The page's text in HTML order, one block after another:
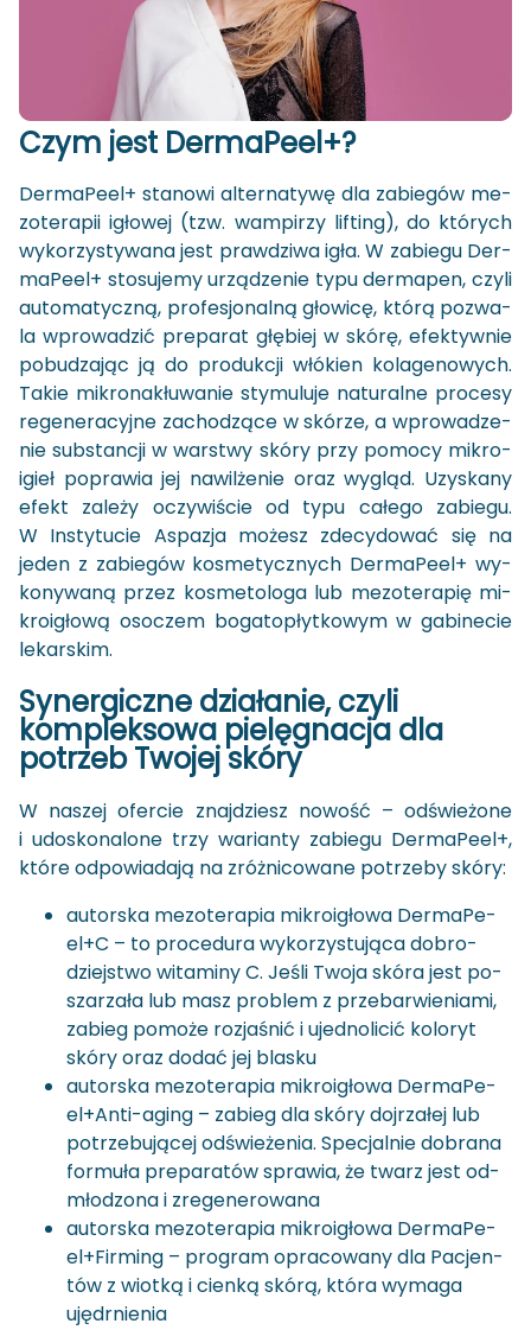
Czym jest Der­ma­Pe­el+?
Der­ma­Pe­el+ sta­no­wi al­ter­na­ty­wę dla za­bie­gów me­
zo­te­ra­pii igło­wej (tzw. wam­pi­rzy li­fting), do któ­rych
wy­ko­rzy­sty­wa­na jest praw­dzi­wa igła. W za­bie­gu Der­
ma­Pe­el+ sto­su­je­my urzą­dze­nie typu der­ma­pen, czyli
au­to­ma­tycz­ną, pro­fe­sjo­nal­ną gło­wi­cę, którą po­zwa­
la wpro­wa­dzić pre­pa­rat głę­biej w skórę, efek­tyw­nie
po­bu­dza­jąc ją do pro­duk­cji włó­kien ko­la­ge­no­wych.
Takie mi­kro­na­kłu­wa­nie sty­mu­lu­je na­tu­ral­ne pro­ce­sy
re­ge­ne­ra­cyj­ne za­cho­dzą­ce w skó­rze, a wpro­wa­dze­
nie sub­stan­cji w war­stwy skóry przy po­mo­cy mi­kro­
igieł po­pra­wia jej na­wil­że­nie oraz wy­gląd. Uzy­ska­ny
efekt za­le­ży oczy­wi­ście od typu ca­łe­go za­bie­gu.
W In­sty­tu­cie Aspa­zja mo­żesz zde­cy­do­wać się na
jeden z za­bie­gów ko­sme­tycz­nych Der­ma­Pe­el+ wy­
ko­ny­wa­ną przez ko­sme­to­lo­ga lub me­zo­te­ra­pię mi­
kro­igło­wą oso­czem bo­ga­to­płyt­ko­wym w ga­bi­ne­cie
le­kar­skim.
Sy­ner­gicz­ne dzia­ła­nie, czyli
kom­plek­so­wa pie­lę­gna­cja dla
po­trzeb Two­jej skóry
W na­szej ofer­cie znaj­dziesz no­wość – od­świe­żo­ne
i udo­sko­na­lo­ne trzy wa­rian­ty za­bie­gu Der­ma­Pe­el+,
które od­po­wia­da­ją na zróż­ni­co­wa­ne po­trze­by skóry:
au­tor­ska me­zo­te­ra­pia mi­kro­igło­wa Der­ma­Pe­
el+C – to pro­ce­du­ra wy­ko­rzy­stu­ją­ca do­bro­
dziej­stwo wi­ta­mi­ny C. Jeśli Twoja skóra jest po­
sza­rza­ła lub masz pro­blem z prze­bar­wie­nia­mi,
za­bieg po­mo­że roz­ja­śnić i ujed­no­li­cić ko­lo­ryt
skóry oraz dodać jej bla­sku
au­tor­ska me­zo­te­ra­pia mi­kro­igło­wa Der­ma­Pe­
el+Anti-​aging – za­bieg dla skóry doj­rza­łej lub
po­trze­bu­ją­cej od­świe­że­nia. Spe­cjal­nie do­bra­na
for­mu­ła pre­pa­ra­tów spra­wia, że twarz jest od­
mło­dzo­na i zre­ge­ne­ro­wa­na
au­tor­ska me­zo­te­ra­pia mi­kro­igło­wa Der­ma­Pe­
el+Fir­ming – pro­gram opra­co­wa­ny dla Pa­cjen­
tów z wiot­ką i cien­ką skórą, która wy­ma­ga
ujędr­nie­nia